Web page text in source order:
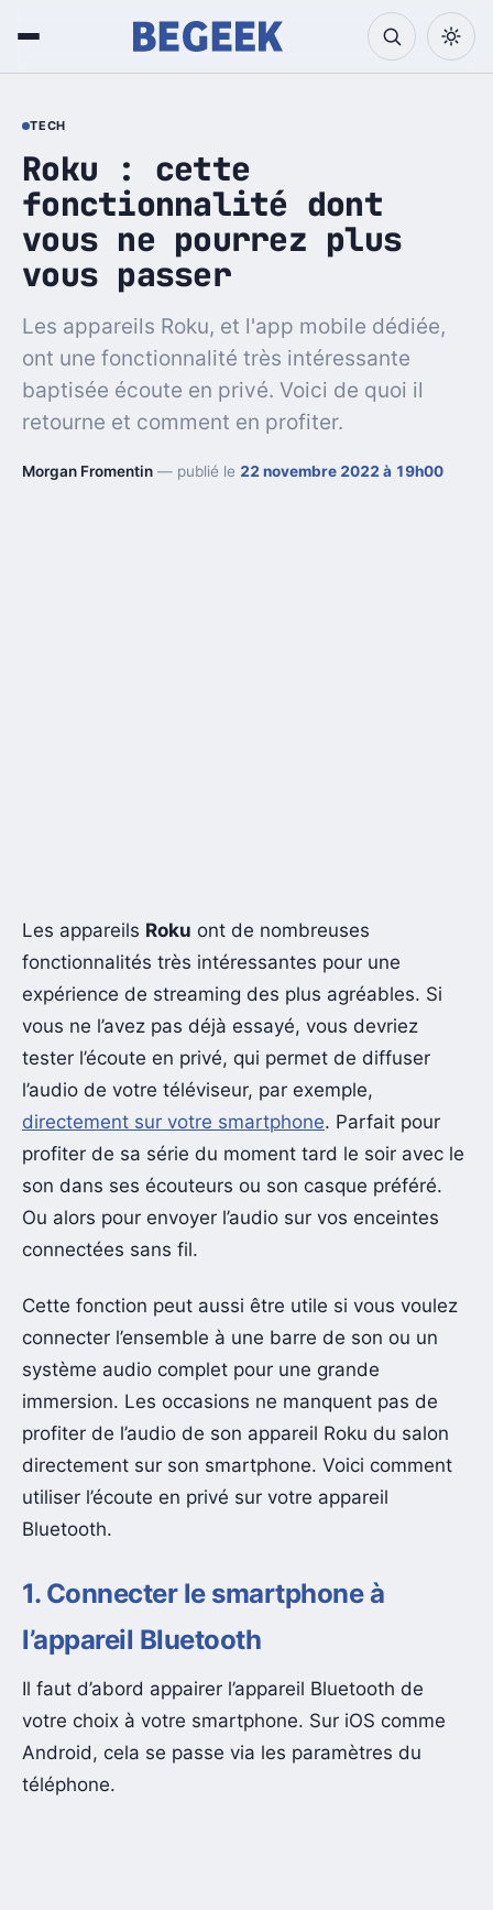
TECH
Roku : cette
fonctionnalité dont
vous ne pourrez plus
vous passer
Les appareils Roku, et l'app mobile dédiée,
ont une fonctionnalité très intéressante
baptisée écoute en privé. Voici de quoi il
retourne et comment en profiter.
Morgan Fromentin — publié le 22 novembre 2022 à 19h00
Les appareils Roku ont de nombreuses
fonctionnalités très intéressantes pour une
expérience de streaming des plus agréables. Si
vous ne l’avez pas déjà essayé, vous devriez
tester l’écoute en privé, qui permet de diffuser
l’audio de votre téléviseur, par exemple,
directement sur votre smartphone. Parfait pour
profiter de sa série du moment tard le soir avec le
son dans ses écouteurs ou son casque préféré.
Ou alors pour envoyer l’audio sur vos enceintes
connectées sans fil.
Cette fonction peut aussi être utile si vous voulez
connecter l’ensemble à une barre de son ou un
système audio complet pour une grande
immersion. Les occasions ne manquent pas de
profiter de l’audio de son appareil Roku du salon
directement sur son smartphone. Voici comment
utiliser l’écoute en privé sur votre appareil
Bluetooth.
1. Connecter le smartphone à
l’appareil Bluetooth
Il faut d’abord appairer l’appareil Bluetooth de
votre choix à votre smartphone. Sur iOS comme
Android, cela se passe via les paramètres du
téléphone.